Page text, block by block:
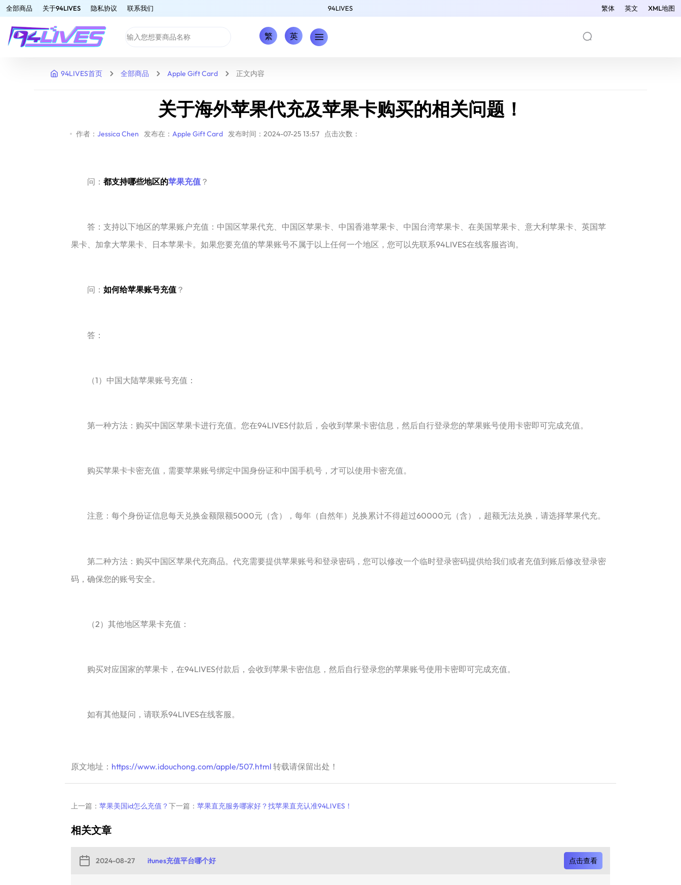
全部商品 关于94LIVES 隐私协议 联系我们 94LIVES 繁体 英文 XML地图
繁 英
94LIVES首页 全部商品 Apple Gift Card 正文内容
关于海外苹果代充及苹果卡购买的相关问题！
作者： Jessica Chen 发布在： Apple Gift Card 发布时间：2024-07-25 13:57 点击次数：
问： 都支持哪些地区的苹果充值？
答：支持以下地区的苹果账户充值：中国区苹果代充、中国区苹果卡、中国香港苹果卡、中国台湾苹果卡、在美国苹果卡、意大利苹果卡、英国苹
果卡、加拿大苹果卡、日本苹果卡。如果您要充值的苹果账号不属于以上任何一个地区，您可以先联系94LIVES在线客服咨询。
问： 如何给苹果账号充值？
答：
（1）中国大陆苹果账号充值：
第一种方法：购买中国区苹果卡进行充值。您在94LIVES付款后，会收到苹果卡密信息，然后自行登录您的苹果账号使用卡密即可完成充值。
购买苹果卡卡密充值，需要苹果账号绑定中国身份证和中国手机号，才可以使用卡密充值。
注意：每个身份证信息每天兑换金额限额5000元（含），每年（自然年）兑换累计不得超过60000元（含），超额无法兑换，请选择苹果代充。
第二种方法：购买中国区苹果代充商品。代充需要提供苹果账号和登录密码，您可以修改一个临时登录密码提供给我们或者充值到账后修改登录密
码，确保您的账号安全。
（2）其他地区苹果卡充值：
购买对应国家的苹果卡，在94LIVES付款后，会收到苹果卡密信息，然后自行登录您的苹果账号使用卡密即可完成充值。
如有其他疑问，请联系94LIVES在线客服。
原文地址： https://www.idouchong.com/apple/507.html 转载请保留出处！
上一篇： 苹果美国id怎么充值？下一篇： 苹果直充服务哪家好？找苹果直充认准94LIVES！
相关文章
2024-08-27 itunes充值平台哪个好 点击查看